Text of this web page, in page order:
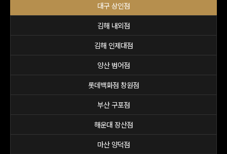
대구 상인점
김해 내외점
김해 인제대점
양산 범어점
롯데백화점 창원점
부산 구포점
해운대 장산점
마산 양덕점